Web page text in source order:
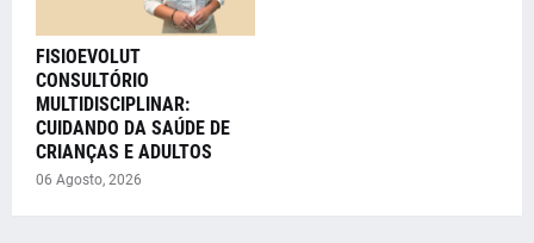
FISIOEVOLUT
CONSULTÓRIO
MULTIDISCIPLINAR:
CUIDANDO DA SAÚDE DE
CRIANÇAS E ADULTOS
06 Agosto, 2026